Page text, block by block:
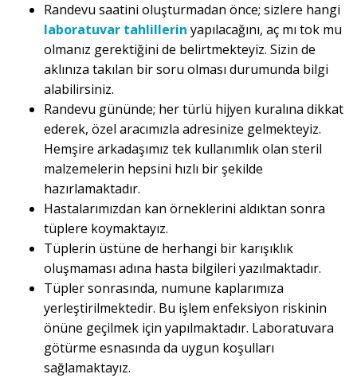
Randevu saatini oluşturmadan önce; sizlere hangi
laboratuvar tahlillerin yapılacağını, aç mı tok mu
olmanız gerektiğini de belirtmekteyiz. Sizin de
aklınıza takılan bir soru olması durumunda bilgi
alabilirsiniz.
Randevu gününde; her türlü hijyen kuralına dikkat
ederek, özel aracımızla adresinize gelmekteyiz.
Hemşire arkadaşımız tek kullanımlık olan steril
malzemelerin hepsini hızlı bir şekilde
hazırlamaktadır.
Hastalarımızdan kan örneklerini aldıktan sonra
tüplere koymaktayız.
Tüplerin üstüne de herhangi bir karışıklık
oluşmaması adına hasta bilgileri yazılmaktadır.
Tüpler sonrasında, numune kaplarımıza
yerleştirilmektedir. Bu işlem enfeksiyon riskinin
önüne geçilmek için yapılmaktadır. Laboratuvara
götürme esnasında da uygun koşulları
sağlamaktayız.